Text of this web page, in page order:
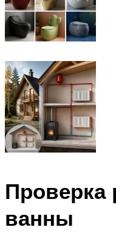
Проверка
ванны